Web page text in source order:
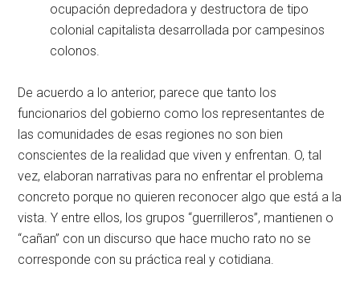
ocupación depredadora y destructora de tipo
colonial capitalista desarrollada por campesinos
colonos.
De acuerdo a lo anterior, parece que tanto los
funcionarios del gobierno como los representantes de
las comunidades de esas regiones no son bien
conscientes de la realidad que viven y enfrentan. O, tal
vez, elaboran narrativas para no enfrentar el problema
concreto porque no quieren reconocer algo que está a la
vista. Y entre ellos, los grupos “guerrilleros”, mantienen o
“cañan” con un discurso que hace mucho rato no se
corresponde con su práctica real y cotidiana.